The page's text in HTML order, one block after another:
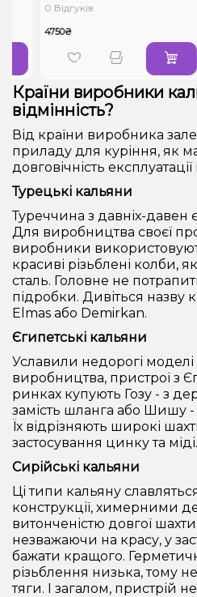
0 Відгуків
4750₴
Країни виробники
відмінність?
Від країни виробника
приладу для куріння, як
довговічність експлуатації
Турецькі кальяни
Туреччина з давніх-
Для виробництва своєї
виробники
красиві різьблені колби,
сталь. Головне не
підробки. Дивіться назву
Elmas або Demirkan.
Єгипетські кальяни
Уславили недорогі моделі
виробництва, пристрої з
ринках купують Гозу - з
замість шланга або Шишу
Їх відрізняють широкі
застосування цинку та міді.
Сирійські кальяни
Ці типи кальяну
конструкції, химерними
витонченістю довгої
незважаючи на красу, у
бажати кращого.
різьблення низька, тому
тяги. І загалом, пристрій